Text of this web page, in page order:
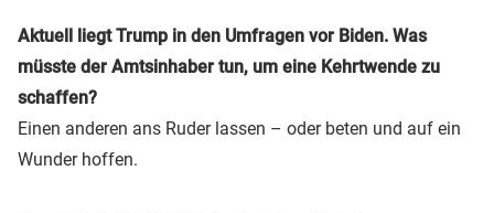
Aktuell liegt Trump in den Umfragen vor Biden. Was
müsste der Amtsinhaber tun, um eine Kehrtwende zu
schaffen?
Einen anderen ans Ruder lassen – oder beten und auf ein
Wunder hoffen.